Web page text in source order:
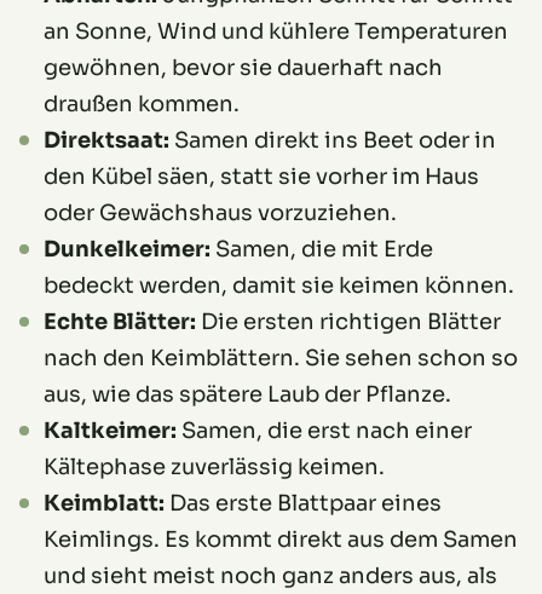
an Sonne, Wind und kühlere Temperaturen
gewöhnen, bevor sie dauerhaft nach
draußen kommen.
Direktsaat: Samen direkt ins Beet oder in
den Kübel säen, statt sie vorher im Haus
oder Gewächshaus vorzuziehen.
Dunkelkeimer: Samen, die mit Erde
bedeckt werden, damit sie keimen können.
Echte Blätter: Die ersten richtigen Blätter
nach den Keimblättern. Sie sehen schon so
aus, wie das spätere Laub der Pflanze.
Kaltkeimer: Samen, die erst nach einer
Kältephase zuverlässig keimen.
Keimblatt: Das erste Blattpaar eines
Keimlings. Es kommt direkt aus dem Samen
und sieht meist noch ganz anders aus, als